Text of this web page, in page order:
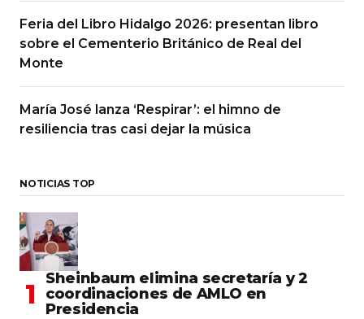
Feria del Libro Hidalgo 2026: presentan libro
sobre el Cementerio Británico de Real del
Monte
María José lanza ‘Respirar’: el himno de
resiliencia tras casi dejar la música
NOTICIAS TOP
Sheinbaum elimina secretaría y 2
coordinaciones de AMLO en
Presidencia